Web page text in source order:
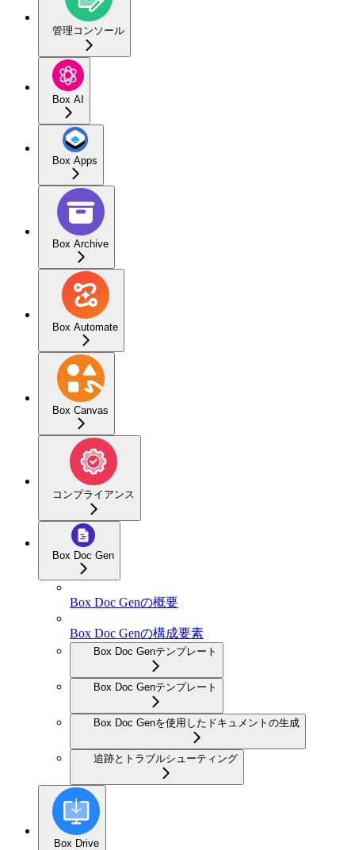
管理コンソール
Box AI
Box Apps
Box Archive
Box Automate
Box Canvas
コンプライアンス
Box Doc Gen
Box Doc Genの概要
Box Doc Genの構成要素
Box Doc Genテンプレート
Box Doc Genテンプレート
Box Doc Genを使用したドキュメントの生成
追跡とトラブルシューティング
Box Drive